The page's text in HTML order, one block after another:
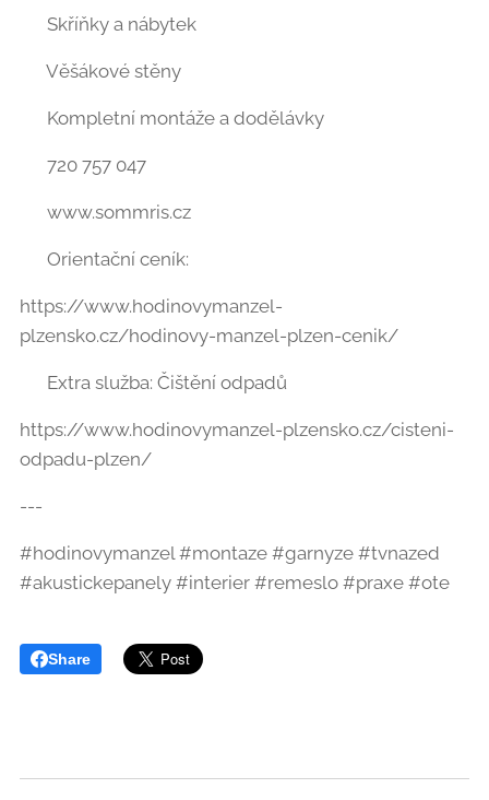
✔️ Skříňky a nábytek
✔️ Věšákové stěny
✔️ Kompletní montáže a dodělávky
📞 720 757 047
🌐 www.sommris.cz
💻 Orientační ceník:
https://www.hodinovymanzel-
plzensko.cz/hodinovy-manzel-plzen-cenik/
🌀 Extra služba: Čištění odpadů
https://www.hodinovymanzel-plzensko.cz/cisteni-
odpadu-plzen/
---
#hodinovymanzel #montaze #garnyze #tvnazed
#akustickepanely #interier #remeslo #praxe #ote
Share